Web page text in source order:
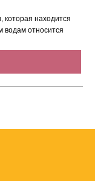
которая находится
водам относится